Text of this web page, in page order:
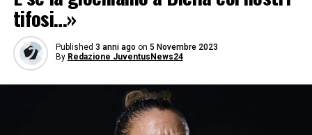
tifosi…»
Published 3 anni ago on 5 Novembre 2023
By Redazione JuventusNews24